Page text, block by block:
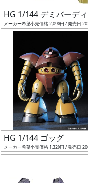
日
発
売
Web
シュ
通知
対象
ギ
ャ
ラ
HG 1/144 デミバーデ
メーカー希望小売価格 2,090円 / 発売日
HG 1/144 ゴッグ
メーカー希望小売価格 1,320円 / 発売日